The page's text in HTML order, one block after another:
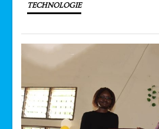
TECHNOLOGIE